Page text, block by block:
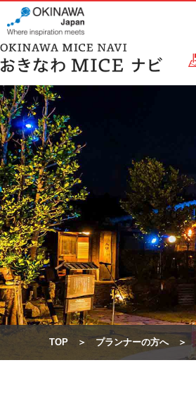
TOP プランナーの方へ